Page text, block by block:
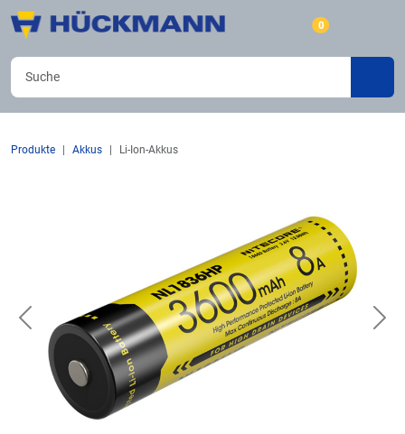
0
Produkte Akkus Li-Ion-Akkus
Previous